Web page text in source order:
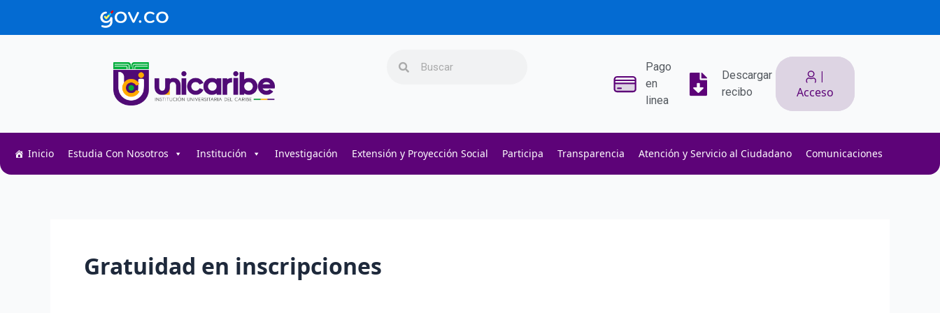
Pago
en
linea
Descargar
recibo
|
Acceso
Inicio Estudia Con Nosotros Institución Investigación Extensión y Proyección Social Participa Transparencia Atención y Servicio al Ciudadano Comunicaciones
Gratuidad en inscripciones